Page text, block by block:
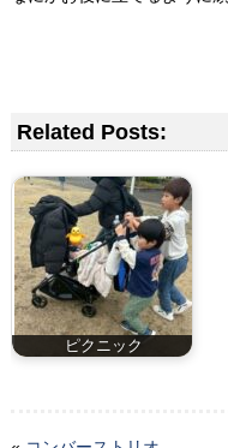
Related Posts:
ピクニック